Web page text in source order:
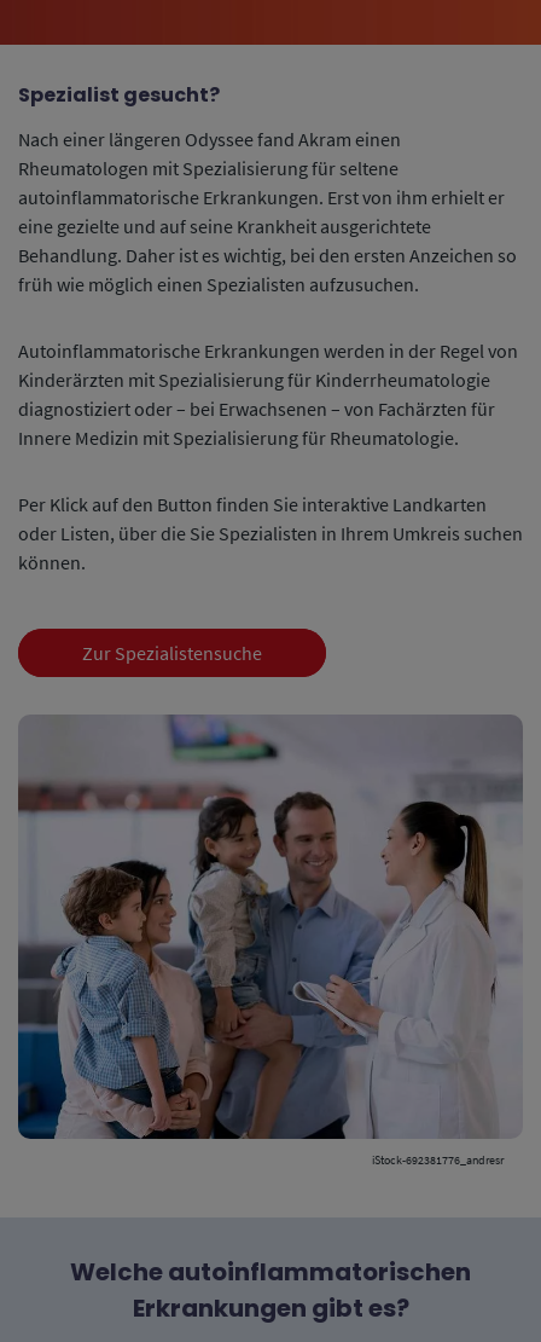
Spezialist gesucht?
Nach einer längeren Odyssee fand Akram einen
Rheumatologen mit Spezialisierung für seltene
autoinflammatorische Erkrankungen. Erst von ihm erhielt er
eine gezielte und auf seine Krankheit ausgerichtete
Behandlung. Daher ist es wichtig, bei den ersten Anzeichen so
früh wie möglich einen Spezialisten aufzusuchen.
Autoinflammatorische Erkrankungen werden in der Regel von
Kinderärzten mit Spezialisierung für Kinderrheumatologie
diagnostiziert oder – bei Erwachsenen – von Fachärzten für
Innere Medizin mit Spezialisierung für Rheumatologie.
Per Klick auf den Button finden Sie interaktive Landkarten
oder Listen, über die Sie Spezialisten in Ihrem Umkreis suchen
können.
Zur Spezialistensuche
iStock-692381776_andresr
Welche autoinflammatorischen
Erkrankungen gibt es?